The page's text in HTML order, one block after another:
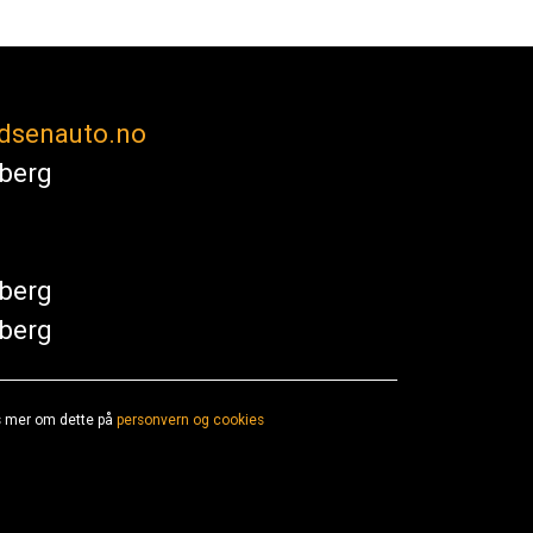
mer om dette på personvern og cookies